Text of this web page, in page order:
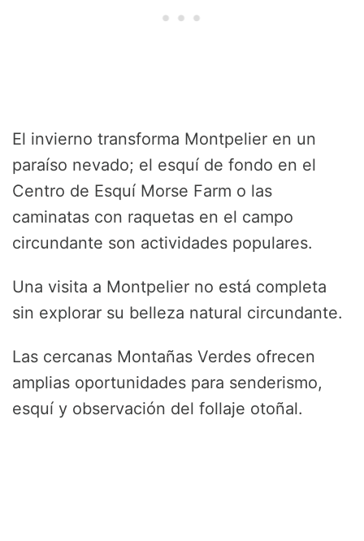
El invierno transforma Montpelier en un
paraíso nevado; el esquí de fondo en el
Centro de Esquí Morse Farm o las
caminatas con raquetas en el campo
circundante son actividades populares.
Una visita a Montpelier no está completa
sin explorar su belleza natural circundante.
Las cercanas Montañas Verdes ofrecen
amplias oportunidades para senderismo,
esquí y observación del follaje otoñal.